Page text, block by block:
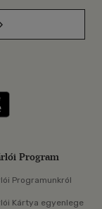
meg: Google
Program
Programunkról
Kártya egyenlege